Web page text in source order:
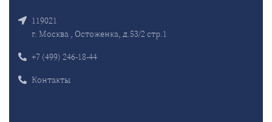
119021
г. Москва , Остоженка, д.53/2 стр.1
+7 (499) 246-18-44
Контакты